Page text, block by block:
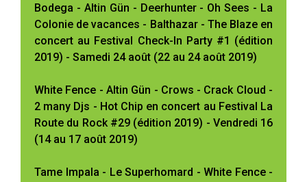
Bodega - Altin Gün - Deerhunter - Oh Sees - La
Colonie de vacances - Balthazar - The Blaze en
concert au Festival Check-In Party #1 (édition
2019) - Samedi 24 août (22 au 24 août 2019)
White Fence - Altin Gün - Crows - Crack Cloud -
2 many Djs - Hot Chip en concert au Festival La
Route du Rock #29 (édition 2019) - Vendredi 16
(14 au 17 août 2019)
Tame Impala - Le Superhomard - White Fence -